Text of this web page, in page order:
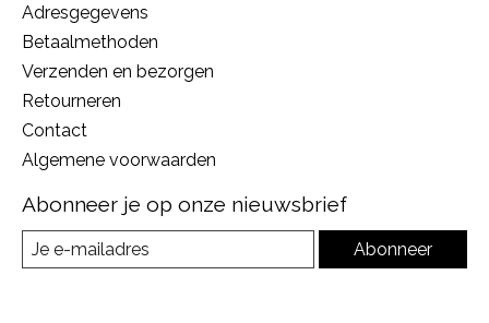
Adresgegevens
Betaalmethoden
Verzenden en bezorgen
Retourneren
Contact
Algemene voorwaarden
Abonneer je op onze nieuwsbrief
Abonneer